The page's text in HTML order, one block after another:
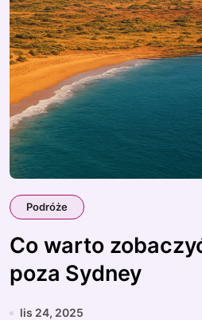
Podróże
Co warto
poza Sydney
lis 24, 2025